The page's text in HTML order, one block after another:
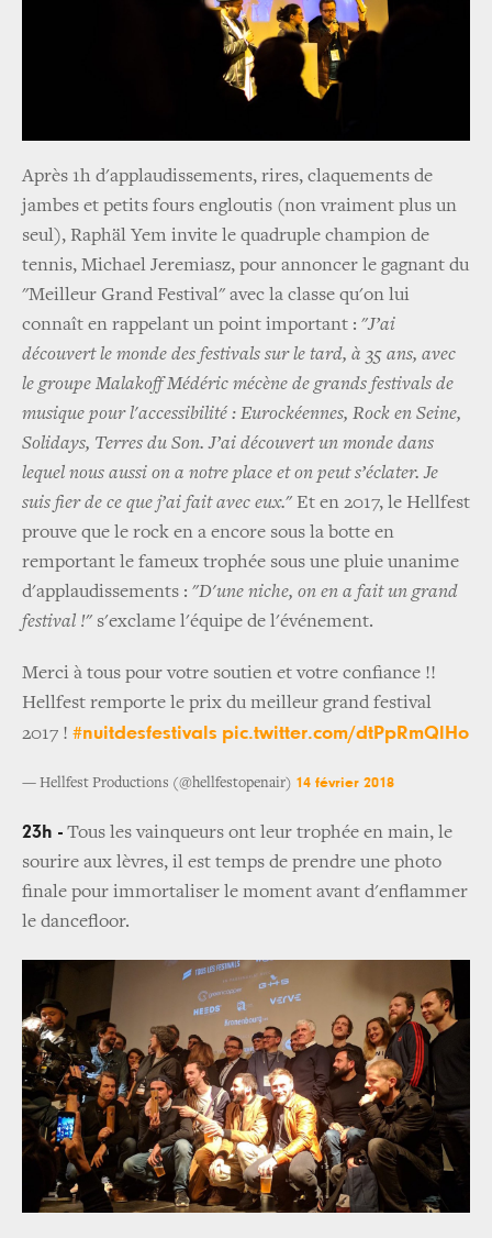
Après 1h d'applaudissements, rires, claquements de
jambes et petits fours engloutis (non vraiment plus un
seul), Raphäl Yem invite le quadruple champion de
tennis, Michael Jeremiasz, pour annoncer le gagnant du
"Meilleur Grand Festival" avec la classe qu'on lui
connaît en rappelant un point important : "J’ai
découvert le monde des festivals sur le tard, à 35 ans, avec
le groupe Malakoff Médéric mécène de grands festivals de
musique pour l'accessibilité : Eurockéennes, Rock en Seine,
Solidays, Terres du Son. J’ai découvert un monde dans
lequel nous aussi on a notre place et on peut s’éclater. Je
suis fier de ce que j’ai fait avec eux." Et en 2017, le Hellfest
prouve que le rock en a encore sous la botte en
remportant le fameux trophée sous une pluie unanime
d'applaudissements : "D'une niche, on en a fait un grand
festival !" s'exclame l'équipe de l'événement.
Merci à tous pour votre soutien et votre confiance !!
Hellfest remporte le prix du meilleur grand festival
2017 ! #nuitdesfestivals pic.twitter.com/dtPpRmQlHo
— Hellfest Productions (@hellfestopenair) 14 février 2018
23h - Tous les vainqueurs ont leur trophée en main, le
sourire aux lèvres, il est temps de prendre une photo
finale pour immortaliser le moment avant d'enflammer
le dancefloor.